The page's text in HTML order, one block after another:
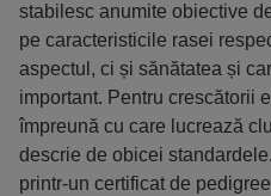
stabilesc anumite obiective
pe caracteristicile rasei
aspectul, ci și sănătatea și
important. Pentru crescătorii
împreună cu care lucrează
descrie de obicei
printr-un certificat de